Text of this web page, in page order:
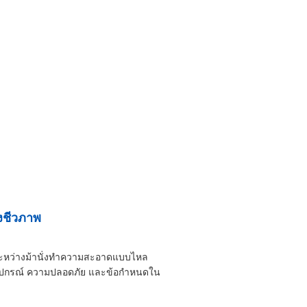
ชีวภาพ
หว่างม้านั่งทำความสะอาดแบบไหล
กรณ์ ความปลอดภัย และข้อกำหนดใน